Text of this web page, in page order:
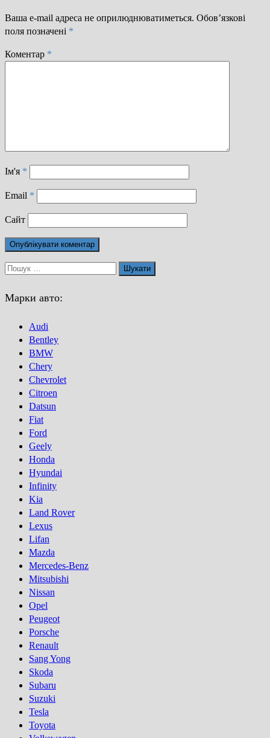
Ваша e-mail адреса не оприлюднюватиметься. Обов’язкові
поля позначені *
Коментар *
Ім'я *
Email *
Сайт
Пошук:
Марки авто:
Audi
Bentley
BMW
Chery
Chevrolet
Citroen
Datsun
Fiat
Ford
Geely
Honda
Hyundai
Infinity
Kia
Land Rover
Lexus
Lifan
Mazda
Mercedes-Benz
Mitsubishi
Nissan
Opel
Peugeot
Porsсhe
Renault
Sang Yong
Skoda
Subaru
Suzuki
Tesla
Toyota